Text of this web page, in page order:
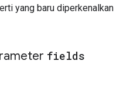
yang baru diperkenalkan
fields